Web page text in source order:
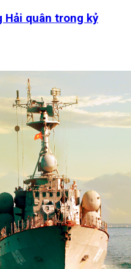
Hải quân trong kỷ